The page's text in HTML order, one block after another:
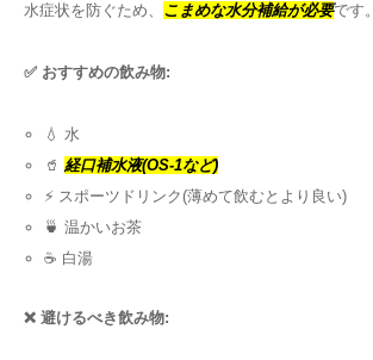
水症状を防ぐため、 こまめな水分補給が必要です。
✅ おすすめの飲み物:
💧 水
🥤 経口補水液(OS-1など)
⚡ スポーツドリンク(薄めて飲むとより良い)
🍵 温かいお茶
☕ 白湯
❌ 避けるべき飲み物: